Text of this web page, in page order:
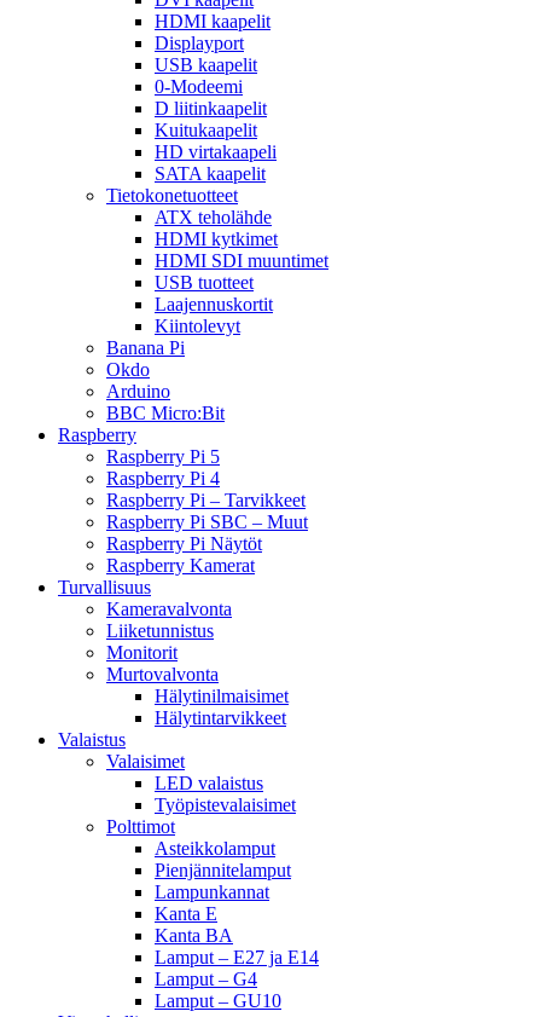
HDMI kaapelit
Displayport
USB kaapelit
0-Modeemi
D liitinkaapelit
Kuitukaapelit
HD virtakaapeli
SATA kaapelit
Tietokonetuotteet
ATX teholähde
HDMI kytkimet
HDMI SDI muuntimet
USB tuotteet
Laajennuskortit
Kiintolevyt
Banana Pi
Okdo
Arduino
BBC Micro:Bit
Raspberry
Raspberry Pi 5
Raspberry Pi 4
Raspberry Pi – Tarvikkeet
Raspberry Pi SBC – Muut
Raspberry Pi Näytöt
Raspberry Kamerat
Turvallisuus
Kameravalvonta
Liiketunnistus
Monitorit
Murtovalvonta
Hälytinilmaisimet
Hälytintarvikkeet
Valaistus
Valaisimet
LED valaistus
Työpistevalaisimet
Polttimot
Asteikkolamput
Pienjännitelamput
Lampunkannat
Kanta E
Kanta BA
Lamput – E27 ja E14
Lamput – G4
Lamput – GU10